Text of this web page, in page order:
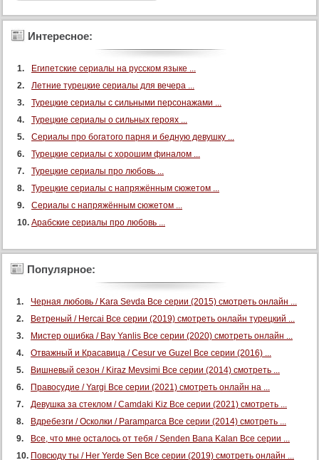
Интересное:
Египетские сериалы на русском языке ...
Летние турецкие сериалы для вечера ...
Турецкие сериалы с сильными персонажами ...
Турецкие сериалы о сильных героях ...
Сериалы про богатого парня и бедную девушку ...
Турецкие сериалы с хорошим финалом ...
Турецкие сериалы про любовь ...
Турецкие сериалы с напряжённым сюжетом ...
Сериалы с напряжённым сюжетом ...
Арабские сериалы про любовь ...
Популярное:
Черная любовь / Kara Sevda Все серии (2015) смотреть онлайн ...
Ветреный / Hercai Все серии (2019) смотреть онлайн турецкий ...
Мистер ошибка / Bay Yanlis Все серии (2020) смотреть онлайн ...
Отважный и Красавица / Cesur ve Guzel Все серии (2016) ...
Вишневый сезон / Kiraz Mevsimi Все серии (2014) смотреть ...
Правосудие / Yargi Все серии (2021) смотреть онлайн на ...
Девушка за стеклом / Camdaki Kiz Все серии (2021) смотреть ...
Вдребезги / Осколки / Paramparca Все серии (2014) смотреть ...
Все, что мне осталось от тебя / Senden Bana Kalan Все серии ...
Повсюду ты / Her Yerde Sen Все серии (2019) смотреть онлайн ...